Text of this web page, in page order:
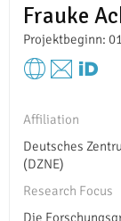
Frauke
Projektbeginn:
Affiliation
Deutsches
(DZNE)
Research Focus
Die